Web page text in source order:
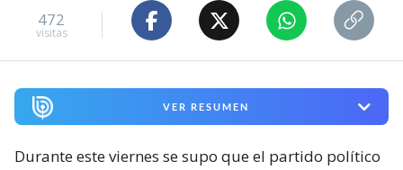
472
visitas
VER RESUMEN
Durante este viernes se supo que el partido político